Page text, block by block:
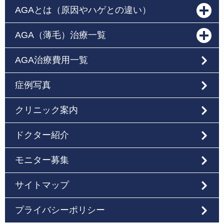
AGAとは（原因やハゲとの違い）
AGA（薄毛）治療一覧
AGA治療費用一覧
症例写真
クリニック案内
ドクター紹介
モニター募集
サイトマップ
プライバシーポリシー